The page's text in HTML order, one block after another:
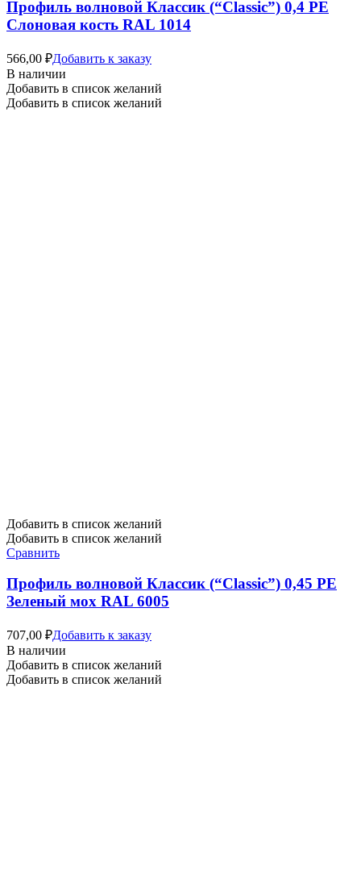
Профиль волновой Классик (“Classic”) 0,4 PE
Слоновая кость RAL 1014
566,00 ₽Добавить к заказу
В наличии
Добавить в список желаний
Добавить в список желаний
Добавить в список желаний
Добавить в список желаний
Сравнить
Профиль волновой Классик (“Classic”) 0,45 PE
Зеленый мох RAL 6005
707,00 ₽Добавить к заказу
В наличии
Добавить в список желаний
Добавить в список желаний